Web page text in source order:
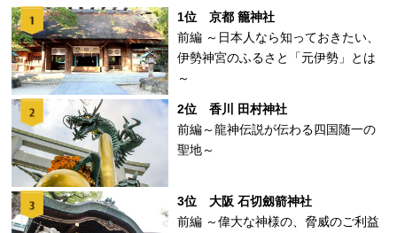
1位 京都 籠神社
前編 ～日本人なら知っておきたい、
伊勢神宮のふるさと「元伊勢」とは
～
2位 香川 田村神社
前編～龍神伝説が伝わる四国随一の
聖地～
3位 大阪 石切劔箭神社
前編 ～偉大な神様の、脅威のご利益